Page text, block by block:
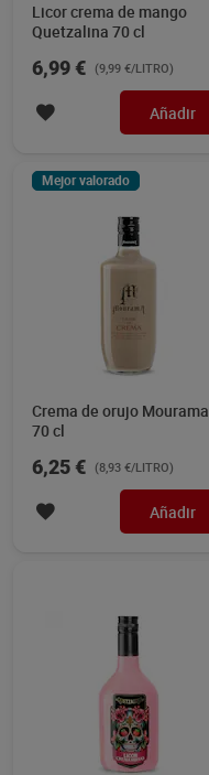
Licor crema de mango
Quetzalina 70 cl
6,99 € (9,99 €/LITRO)
Añadir
Mejor valorado
Crema de orujo Mourama
70 cl
6,25 € (8,93 €/LITRO)
Añadir